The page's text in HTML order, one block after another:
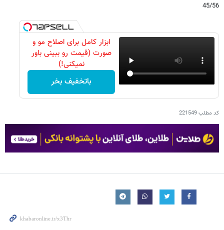
45/56
ابزار کامل برای اصلاح مو و
صورت (قیمت رو ببینی باور
نمیکنی!)
باتخفیف بخر
کد مطلب221549